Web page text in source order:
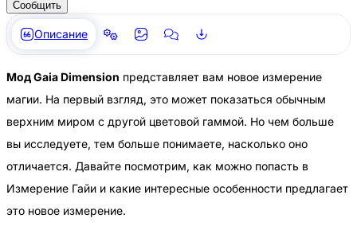
Сообщить
Описание
Мод Gaia Dimension представляет вам новое измерение
магии. На первый взгляд, это может показаться обычным
верхним миром с другой цветовой гаммой. Но чем больше
вы исследуете, тем больше понимаете, насколько оно
отличается. Давайте посмотрим, как можно попасть в
Измерение Гайи и какие интересные особенности предлагает
это новое измерение.